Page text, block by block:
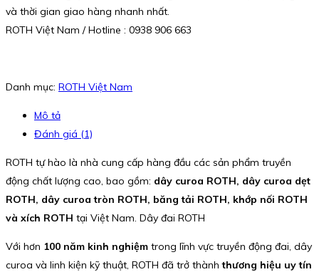
và thời gian giao hàng nhanh nhất.
ROTH Việt Nam / Hotline : 0938 906 663
Danh mục: ROTH Việt Nam
Mô tả
Đánh giá (1)
ROTH tự hào là nhà cung cấp hàng đầu các sản phẩm truyền
động chất lượng cao, bao gồm: dây curoa ROTH, dây curoa dẹt
ROTH, dây curoa tròn ROTH, băng tải ROTH, khớp nối ROTH
và xích ROTH tại Việt Nam. Dây đai ROTH
Với hơn 100 năm kinh nghiệm trong lĩnh vực truyền động đai, dây
curoa và linh kiện kỹ thuật, ROTH đã trở thànhthương hiệu uy tín